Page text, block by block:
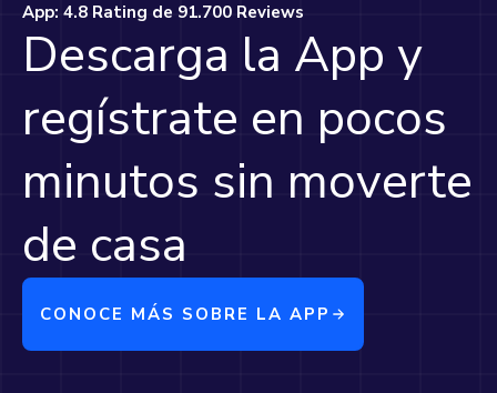
App: 4.8 Rating de 91.700 Reviews
Descarga la App y
regístrate en pocos
minutos sin moverte
de casa
CONOCE MÁS SOBRE LA APP